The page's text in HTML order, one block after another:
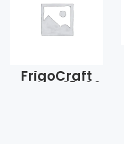
FrigoCraft
FCSMQ 18-26